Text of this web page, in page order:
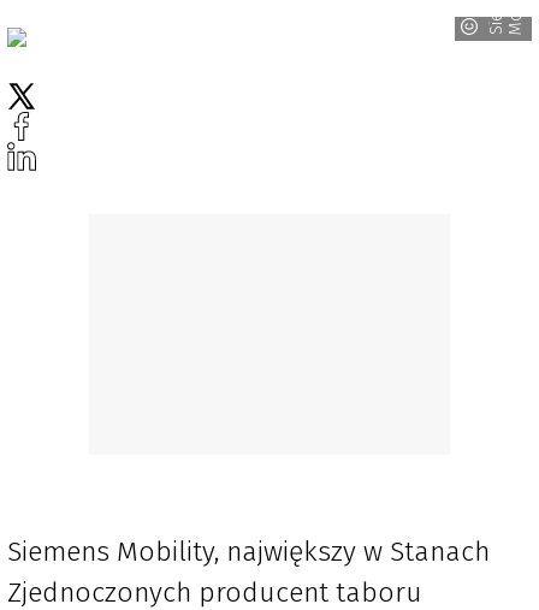
Siemens Mobility, największy w Stanach
Zjednoczonych producent taboru